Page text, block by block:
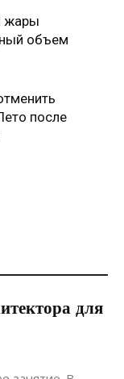
жары
объем
после
для